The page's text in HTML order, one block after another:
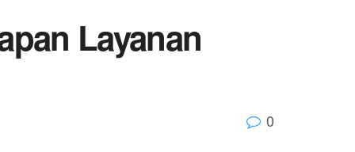
Layanan
0